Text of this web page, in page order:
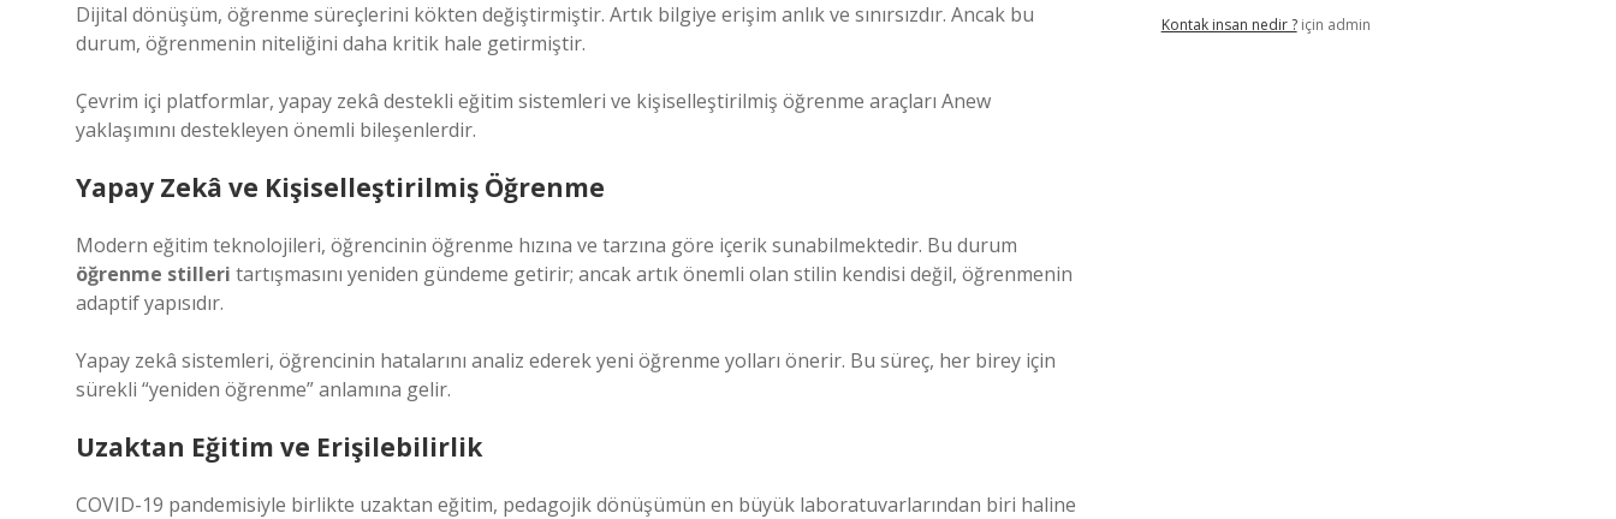
Dijital dönüşüm, öğrenme süreçlerini kökten değiştirmiştir. Artık bilgiye erişim anlık ve sınırsızdır. Ancak bu
durum, öğrenmenin niteliğini daha kritik hale getirmiştir.
Çevrim içi platformlar, yapay zekâ destekli eğitim sistemleri ve kişiselleştirilmiş öğrenme araçları Anew
yaklaşımını destekleyen önemli bileşenlerdir.
Yapay Zekâ ve Kişiselleştirilmiş Öğrenme
Modern eğitim teknolojileri, öğrencinin öğrenme hızına ve tarzına göre içerik sunabilmektedir. Bu durum
öğrenme stilleri tartışmasını yeniden gündeme getirir; ancak artık önemli olan stilin kendisi değil, öğrenmenin
adaptif yapısıdır.
Yapay zekâ sistemleri, öğrencinin hatalarını analiz ederek yeni öğrenme yolları önerir. Bu süreç, her birey için
sürekli “yeniden öğrenme” anlamına gelir.
Uzaktan Eğitim ve Erişilebilirlik
COVID-19 pandemisiyle birlikte uzaktan eğitim, pedagojik dönüşümün en büyük laboratuvarlarından biri haline
Kontak insan nedir ?için admin